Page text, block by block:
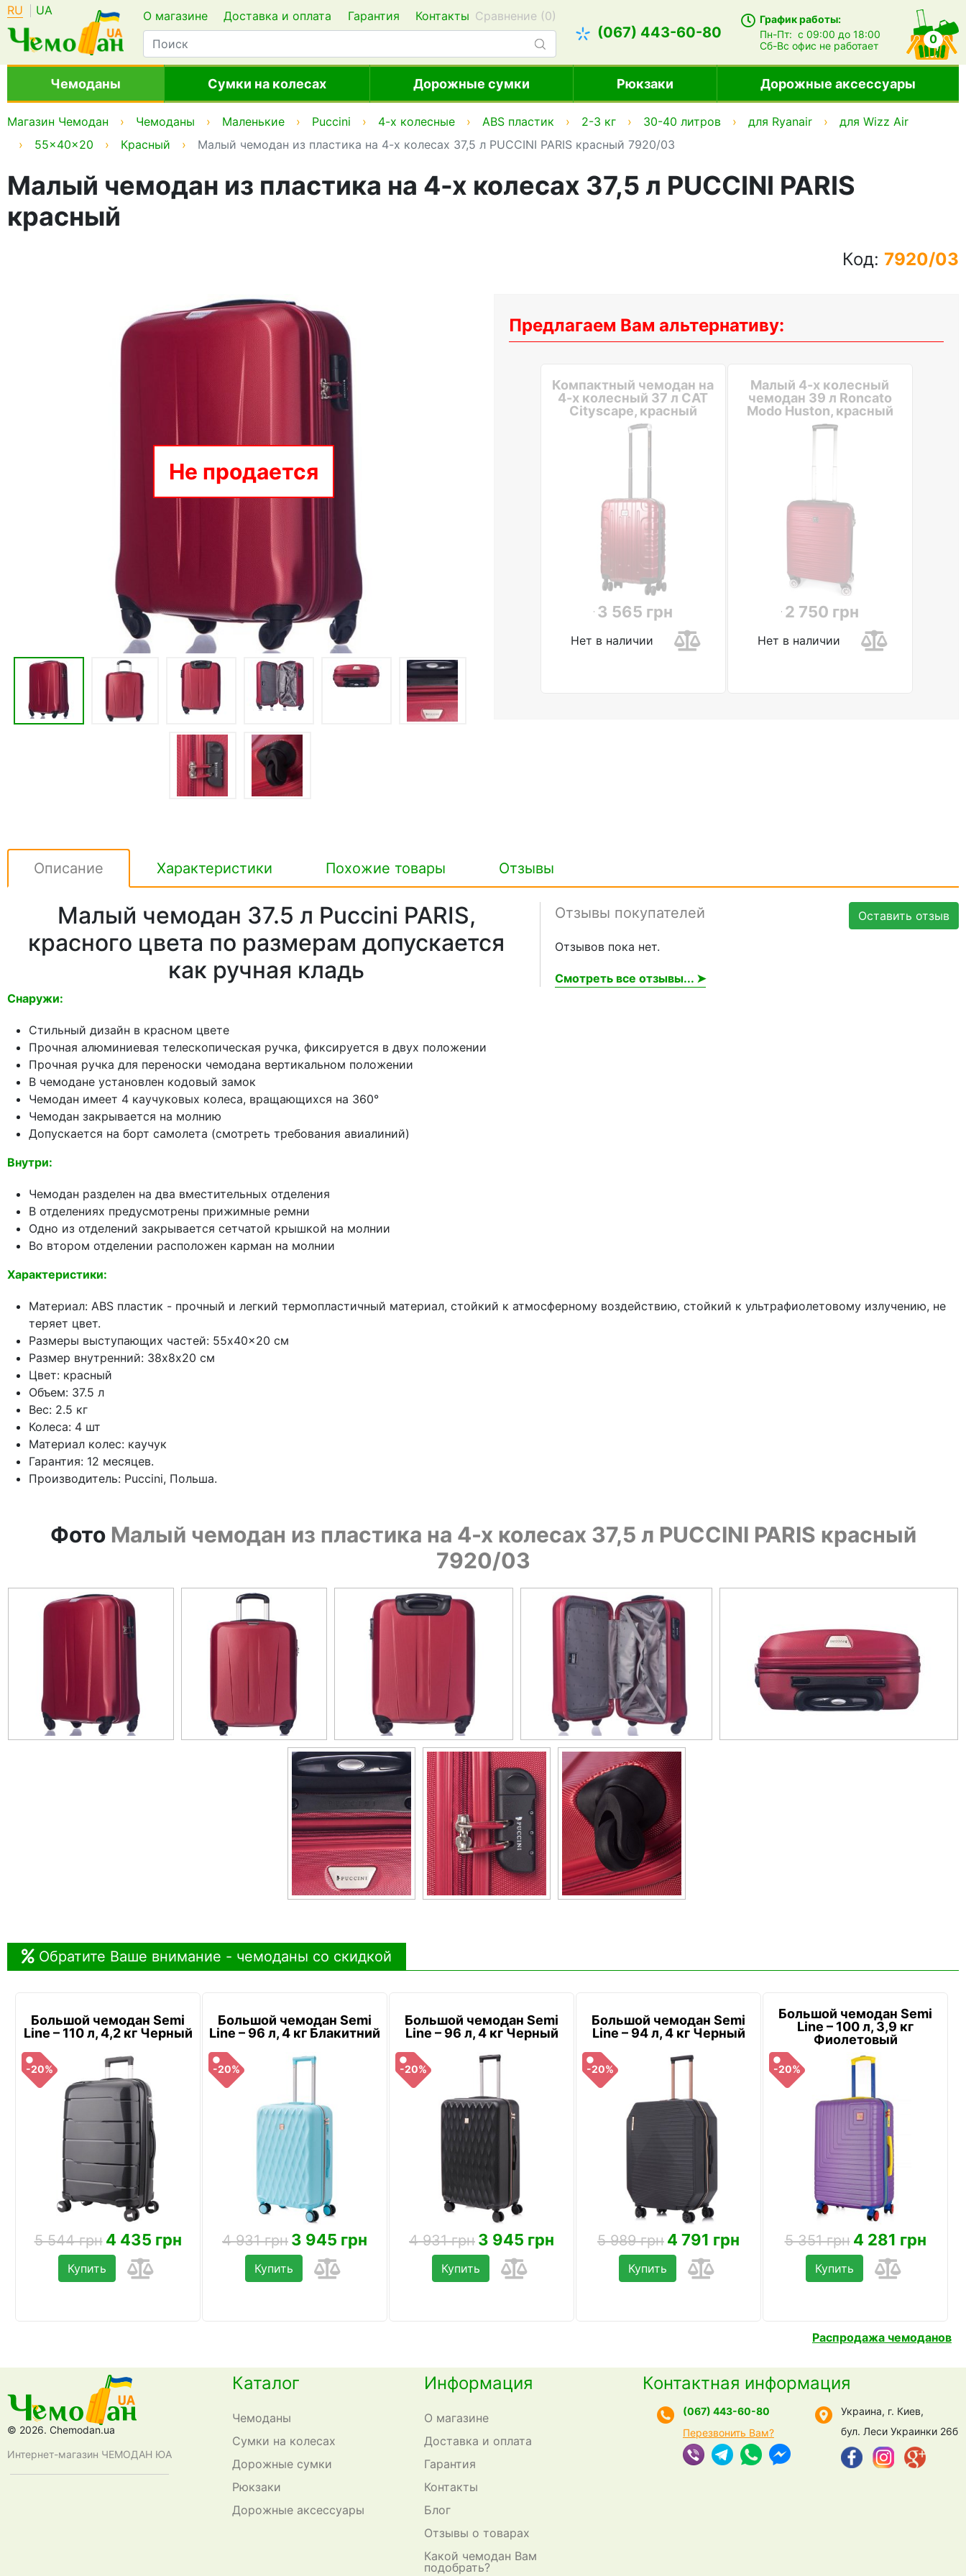
RU UA О магазине Доставка и оплата Гарантия Контакты Сравнение (0)
(067) 443-60-80
График работы:
Пн-Пт:с 09:00 до 18:00
Сб-Всофис не работает 0
Чемоданы Сумки на колесах Дорожные сумки Рюкзаки Дорожные аксессуары
Магазин Чемодан Чемоданы Маленькие Puccini 4-х колесные ABS пластик 2-3 кг 30-40 литров для Ryanair
для Wizz Air
55x40x20
Красный Малый чемодан из пластика на 4-х колесах 37,5 л PUCCINI PARIS красный 7920/03
Малый чемодан из пластика на 4-х колесах 37,5 л PUCCINI PARIS
красный
Код: 7920/03
Не продается
Предлагаем Вам альтернативу:
Компактный чемодан на
4-х колесный 37 л CAT
Cityscape, красный
3 565 грн
Нет в наличии
Малый 4-х колесный
чемодан 39 л Roncato
Modo Huston, красный
2 750 грн
Нет в наличии
Описание Характеристики Похожие товары Отзывы
Оставить отзыв
Отзывы покупателей
Отзывов пока нет.
Смотреть все отзывы... ➤
Малый чемодан 37.5 л Puccini PARIS,
красного цвета по размерам допускается
как ручная кладь
Снаружи:
Стильный дизайн в красном цвете
Прочная алюминиевая телескопическая ручка, фиксируется в двух положении
Прочная ручка для переноски чемодана вертикальном положении
В чемодане установлен кодовый замок
Чемодан имеет 4 каучуковых колеса, вращающихся на 360°
Чемодан закрывается на молнию
Допускается на борт самолета (смотреть требования авиалиний)
Внутри:
Чемодан разделен на два вместительных отделения
В отделениях предусмотрены прижимные ремни
Одно из отделений закрывается сетчатой крышкой на молнии
Во втором отделении расположен карман на молнии
Характеристики:
Материал: ABS пластик - прочный и легкий термопластичный материал, стойкий к атмосферному воздействию, стойкий к ультрафиолетовому излучению, не
теряет цвет.
Размеры выступающих частей: 55x40x20 см
Размер внутренний: 38х8х20 см
Цвет: красный
Объем: 37.5 л
Вес: 2.5 кг
Колеса: 4 шт
Материал колес: каучук
Гарантия: 12 месяцев.
Производитель: Puccini, Польша.
Фото Малый чемодан из пластика на 4-х колесах 37,5 л PUCCINI PARIS красный
7920/03
Обратите Ваше внимание - чемоданы со скидкой
Большой чемодан Semi
Line – 110 л, 4,2 кг Черный
-20%
5 544 грн 4 435 грн
Купить
Большой чемодан Semi
Line – 96 л, 4 кг Блакитний
-20%
4 931 грн 3 945 грн
Купить
Большой чемодан Semi
Line – 96 л, 4 кг Черный
-20%
4 931 грн 3 945 грн
Купить
Большой чемодан Semi
Line – 94 л, 4 кг Черный
-20%
5 989 грн 4 791 грн
Купить
Большой чемодан Semi
Line – 100 л, 3,9 кг
Фиолетовый
-20%
5 351 грн 4 281 грн
Купить
Распродажа чемоданов
© 2026. Chemodan.ua
Интернет-магазин ЧЕМОДАН ЮА
Каталог
Чемоданы
Сумки на колесах
Дорожные сумки
Рюкзаки
Дорожные аксессуары
Информация
О магазине
Доставка и оплата
Гарантия
Контакты
Блог
Отзывы о товарах
Какой чемодан Вам
подобрать?
Контактная информация
(067) 443-60-80
Перезвонить Вам?
Украина, г. Киев,
бул. Леси Украинки 26б